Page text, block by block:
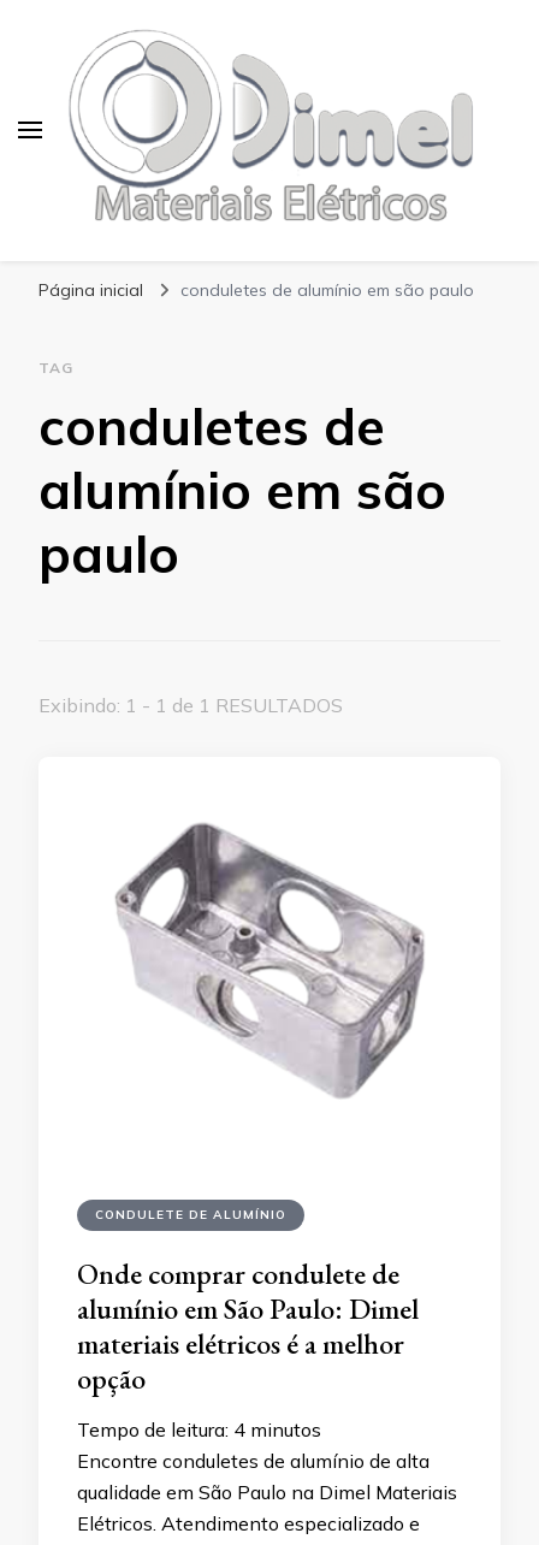
Página inicial conduletes de alumínio em são paulo
TAG
conduletes de
alumínio em são
paulo
Exibindo: 1 - 1 de 1 RESULTADOS
CONDULETE DE ALUMÍNIO
Onde comprar condulete de
alumínio em São Paulo: Dimel
materiais elétricos é a melhor
opção
Tempo de leitura: 4 minutos
Encontre conduletes de alumínio de alta
qualidade em São Paulo na Dimel Materiais
Elétricos. Atendimento especializado e